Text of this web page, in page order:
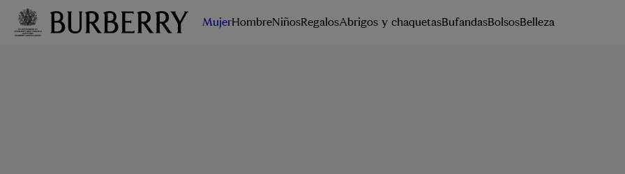
MujerHombreNiñosRegalosAbrigos y chaquetasBufandasBolsosBelleza